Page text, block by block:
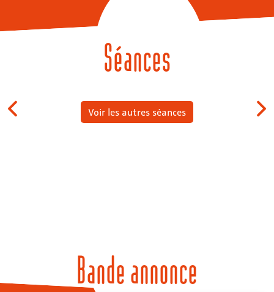
Séances
Voir les autres séances
Bande annonce